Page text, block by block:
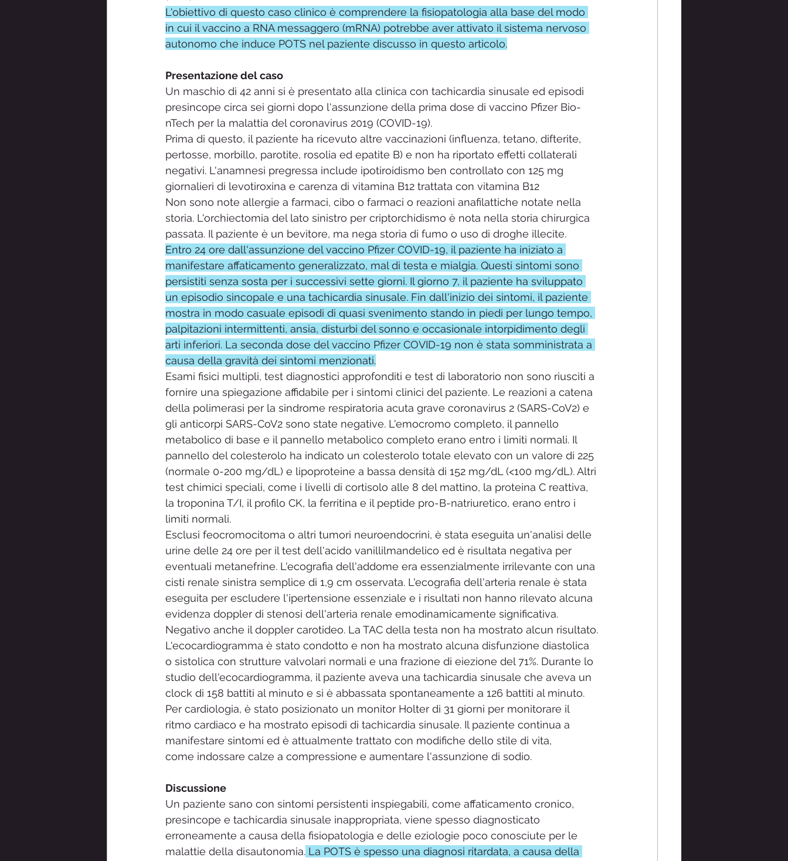
L'obiettivo di questo caso clinico è comprendere la fisiopatologia alla base del modo
in cui il vaccino a RNA messaggero (mRNA) potrebbe aver attivato il sistema nervoso
autonomo che induce POTS nel paziente discusso in questo articolo.
Presentazione del caso
Un maschio di 42 anni si è presentato alla clinica con tachicardia sinusale ed episodi
presincope circa sei giorni dopo l'assunzione della prima dose di vaccino Pfizer Bio-
nTech per la malattia del coronavirus 2019 (COVID-19).
Prima di questo, il paziente ha ricevuto altre vaccinazioni (influenza, tetano, difterite,
pertosse, morbillo, parotite, rosolia ed epatite B) e non ha riportato effetti collaterali
negativi. L'anamnesi pregressa include ipotiroidismo ben controllato con 125 mg
giornalieri di levotiroxina e carenza di vitamina B12 trattata con vitamina B12
Non sono note allergie a farmaci, cibo o farmaci o reazioni anafilattiche notate nella
storia. L'orchiectomia del lato sinistro per criptorchidismo è nota nella storia chirurgica
passata. Il paziente è un bevitore, ma nega storia di fumo o uso di droghe illecite.
Entro 24 ore dall'assunzione del vaccino Pfizer COVID-19, il paziente ha iniziato a
manifestare affaticamento generalizzato, mal di testa e mialgia. Questi sintomi sono
persistiti senza sosta per i successivi sette giorni. Il giorno 7, il paziente ha sviluppato
un episodio sincopale e una tachicardia sinusale. Fin dall'inizio dei sintomi, il paziente
mostra in modo casuale episodi di quasi svenimento stando in piedi per lungo tempo,
palpitazioni intermittenti, ansia, disturbi del sonno e occasionale intorpidimento degli
arti inferiori. La seconda dose del vaccino Pfizer COVID-19 non è stata somministrata a
causa della gravità dei sintomi menzionati.
Esami fisici multipli, test diagnostici approfonditi e test di laboratorio non sono riusciti a
fornire una spiegazione affidabile per i sintomi clinici del paziente. Le reazioni a catena
della polimerasi per la sindrome respiratoria acuta grave coronavirus 2 (SARS-CoV2) e
gli anticorpi SARS-CoV2 sono state negative. L'emocromo completo, il pannello
metabolico di base e il pannello metabolico completo erano entro i limiti normali. Il
pannello del colesterolo ha indicato un colesterolo totale elevato con un valore di 225
(normale 0-200 mg/dL) e lipoproteine ​​a bassa densità di 152 mg/dL (<100 mg/dL). Altri
test chimici speciali, come i livelli di cortisolo alle 8 del mattino, la proteina C reattiva,
la troponina T/I, il profilo CK, la ferritina e il peptide pro-B-natriuretico, erano entro i
limiti normali.
Esclusi feocromocitoma o altri tumori neuroendocrini, è stata eseguita un'analisi delle
urine delle 24 ore per il test dell'acido vanillilmandelico ed è risultata negativa per
eventuali metanefrine. L'ecografia dell'addome era essenzialmente irrilevante con una
cisti renale sinistra semplice di 1,9 cm osservata. L'ecografia dell'arteria renale è stata
eseguita per escludere l'ipertensione essenziale e i risultati non hanno rilevato alcuna
evidenza doppler di stenosi dell'arteria renale emodinamicamente significativa.
Negativo anche il doppler carotideo. La TAC della testa non ha mostrato alcun risultato.
L'ecocardiogramma è stato condotto e non ha mostrato alcuna disfunzione diastolica
o sistolica con strutture valvolari normali e una frazione di eiezione del 71%. Durante lo
studio dell'ecocardiogramma, il paziente aveva una tachicardia sinusale che aveva un
clock di 158 battiti al minuto e si è abbassata spontaneamente a 126 battiti al minuto.
Per cardiologia, è stato posizionato un monitor Holter di 31 giorni per monitorare il
ritmo cardiaco e ha mostrato episodi di tachicardia sinusale. Il paziente continua a
manifestare sintomi ed è attualmente trattato con modifiche dello stile di vita,
come indossare calze a compressione e aumentare l'assunzione di sodio.
Discussione
Un paziente sano con sintomi persistenti inspiegabili, come affaticamento cronico,
presincope e tachicardia sinusale inappropriata, viene spesso diagnosticato
erroneamente a causa della fisiopatologia e delle eziologie poco conosciute per le
malattie della disautonomia. La POTS è spesso una diagnosi ritardata, a causa della